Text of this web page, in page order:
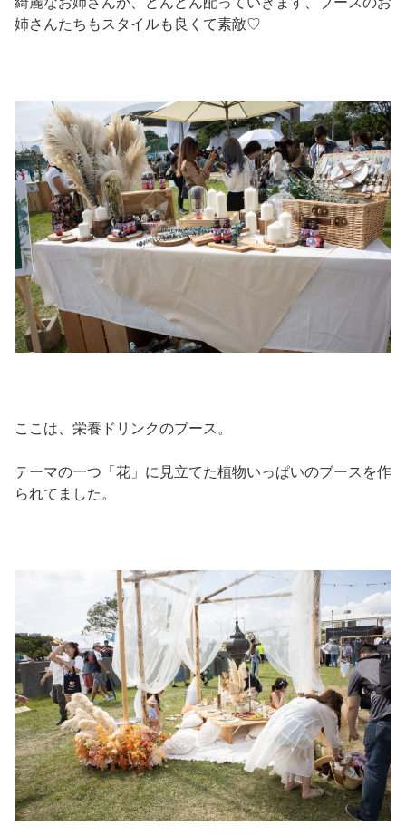
姉さんたちもスタイルも良くて素敵♡
ここは、栄養ドリンクのブース。
テーマの一つ「花」に見立てた植物いっぱいのブースを作
られてました。